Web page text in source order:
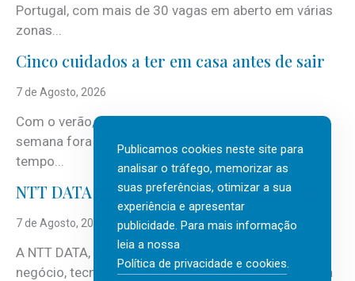
Portugal, com mais de 30 vagas em aberto em várias
zonas...
Cinco cuidados a ter em casa antes de sair
7 de Agosto, 2026
Com o verão, chegam também as férias, os fins-de-
semana fora e os dias em que a casa fica mais
tempo...
NTT DATA Insurtech Global Outlook 2026
7 de Agosto, 2026
A NTT DATA, consultora global em serviços de
negócio, tecnologia e inteligência artificial (IA), acaba
Publicamos cookies neste site para
analisar o tráfego, memorizar as
suas preferências, otimizar a sua
experiência e apresentar
publicidade. Para mais informação
leia a nossa
Política de privacidade e cookies.